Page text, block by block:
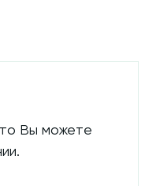
Вы можете